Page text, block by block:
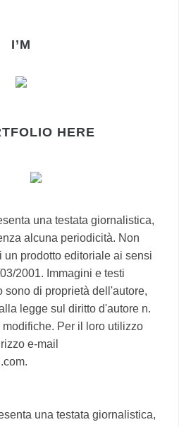
I’M
HERE
una testata giornalistica,
alcuna periodicità. Non
prodotto editoriale ai sensi
2001. Immagini e testi
sono di proprietà dell'autore,
legge sul diritto d'autore n.
Per il loro utilizzo
e-mail
una testata giornalistica,